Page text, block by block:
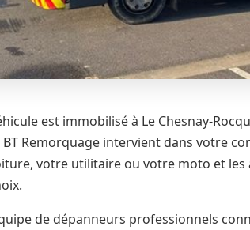
est immobilisé à Le Chesnay-
BT Remorquage intervient dans votre
votre utilitaire ou votre moto et
de dépanneurs professionnels